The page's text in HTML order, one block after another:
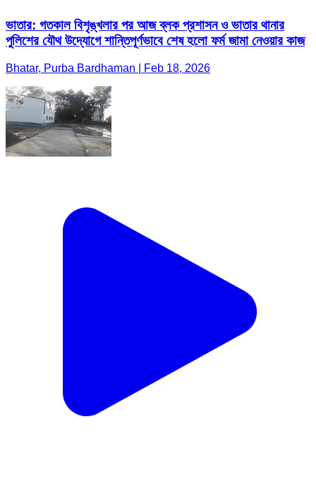
ভাতার: গতকাল বিশৃঙ্খলার পর আজ ব্লক প্রশাসন ও ভাতার থানার
পুলিশের যৌথ উদ্যোগে শান্তিপূর্ণভাবে শেষ হলো ফর্ম জামা নেওয়ার কাজ
Bhatar, Purba Bardhaman | Feb 18, 2026